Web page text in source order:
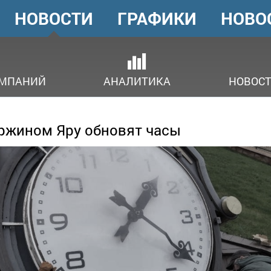
ГОЛОВНЕ
МЕНЮ
НОВОСТИ
АНАЛИТИКА
ГРАФИКИ
Яру обновят часы